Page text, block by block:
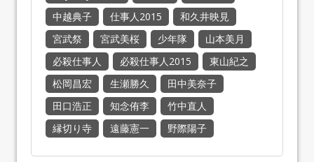
中越典子
仕事人2015
和久井映見
宮武祭
宮武美桜 少年隊
山本美月
必殺仕事人
必殺仕事人2015
東山紀之
松岡昌宏
生瀬勝久
田中美奈子
田口浩正
知念侑李
竹中直人
縁切り寺
遠藤憲一 野際陽子